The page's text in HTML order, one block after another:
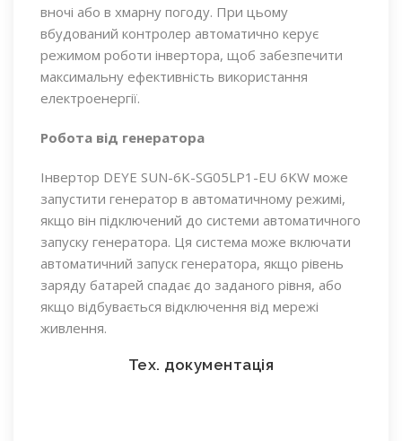
вночі або в хмарну погоду. При цьому
вбудований контролер автоматично керує
режимом роботи інвертора, щоб забезпечити
максимальну ефективність використання
електроенергії.
Робота від генератора
Інвертор DEYE SUN-6K-SG05LP1-EU 6KW може
запустити генератор в автоматичному режимі,
якщо він підключений до системи автоматичного
запуску генератора. Ця система може включати
автоматичний запуск генератора, якщо рівень
заряду батарей спадає до заданого рівня, або
якщо відбувається відключення від мережі
живлення.
Тех. документація